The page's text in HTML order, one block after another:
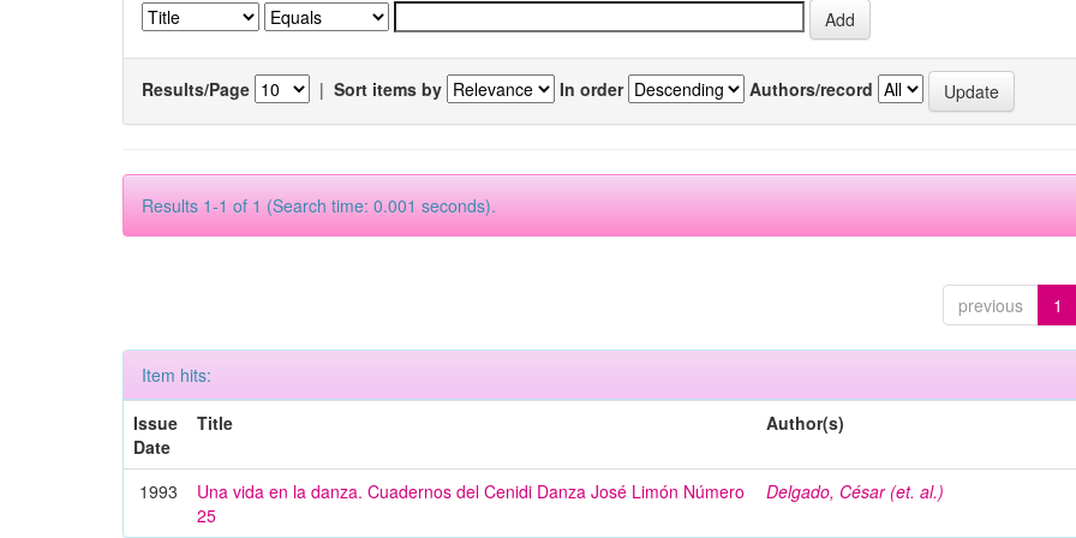
Results/Page | Sort items by In order Authors/record
Results 1-1 of 1 (Search time: 0.001 seconds).
previous 1
Item hits:
Issue
Date
Title Author(s)
1993
Una vida en la danza. Cuadernos del Cenidi Danza José Limón Número
25
Delgado, César (et. al.)